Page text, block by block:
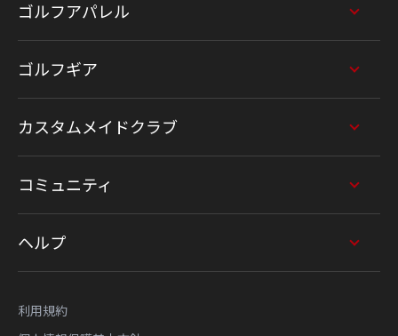
ゴルフアパレル
ゴルフギア
カスタムメイドクラブ
コミュニティ
ヘルプ
利用規約